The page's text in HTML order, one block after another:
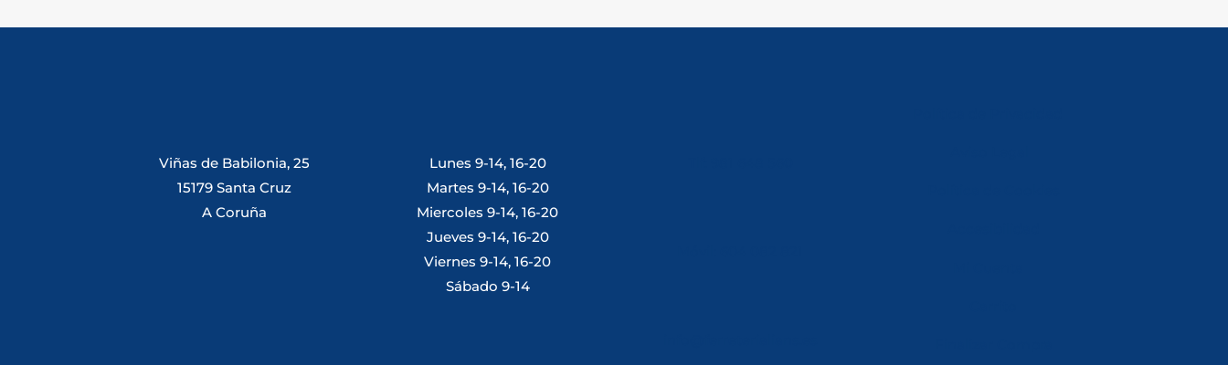
Viñas de Babilonia, 25
15179 Santa Cruz
A Coruña
Lunes 9-14, 16-20
Martes 9-14, 16-20
Miercoles 9-14, 16-20
Jueves 9-14, 16-20
Viernes 9-14, 16-20
Sábado 9-14